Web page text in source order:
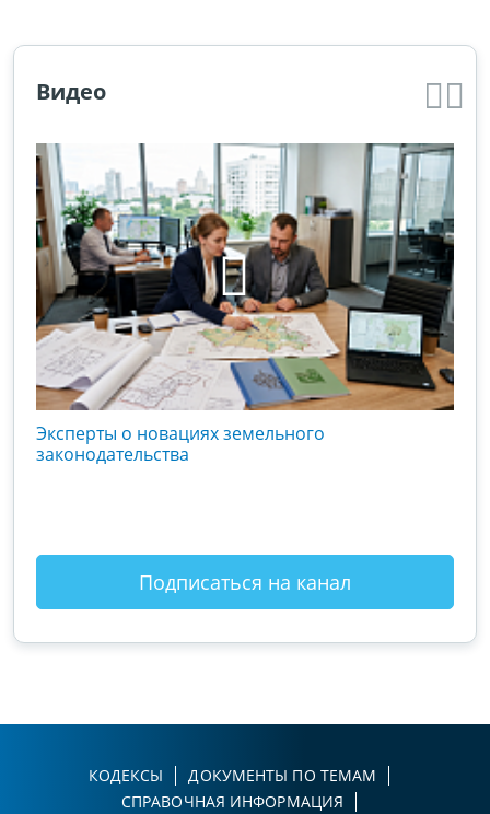
Видео
Эксперты о новациях земельного
законодательства
Подписаться на канал
КОДЕКСЫ
ДОКУМЕНТЫ ПО ТЕМАМ
СПРАВОЧНАЯ ИНФОРМАЦИЯ